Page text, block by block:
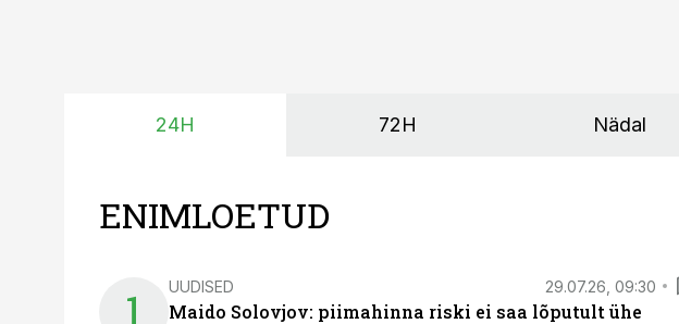
24H 72H Nädal
ENIMLOETUD
1 UUDISED 29.07.26, 09:30
Maido Solovjov: piimahinna riski ei saa lõputult ühe